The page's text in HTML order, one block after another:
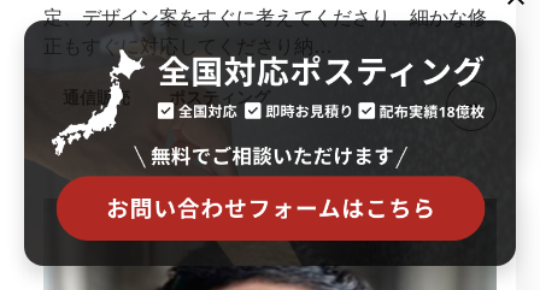
定、デザイン案をすぐに考えてくださり、細かな修
正もすぐに対応してくださり納…
通信販売 ポスティング